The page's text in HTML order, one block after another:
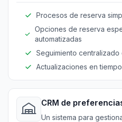
Procesos de reserva
Opciones de reserva
automatizadas
Seguimiento
Actualizaciones en
CRM de
Un sistema para